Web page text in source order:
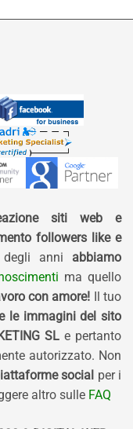
siti web e
followers like e
anni abbiamo
ma quello
con amore! Il tuo
le immagini del sito
SL e pertanto
autorizzato. Non
social per i
altro sulle FAQ